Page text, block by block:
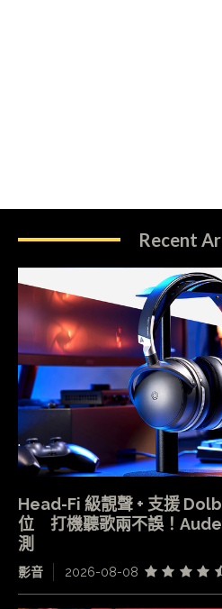
Recent
Head-Fi 級靚聲 + 支援
位 打機聽歌兩不誤！
測
影音 2026-08-08